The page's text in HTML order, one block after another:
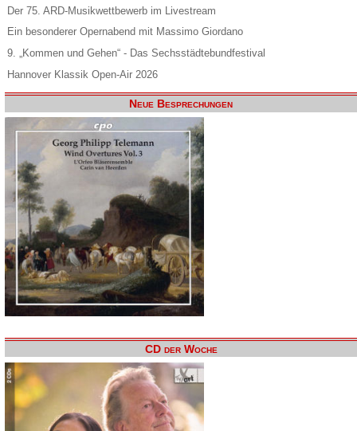
Der 75. ARD-Musikwettbewerb im Livestream
Ein besonderer Opernabend mit Massimo Giordano
9. „Kommen und Gehen“ - Das Sechsstädtebundfestival
Hannover Klassik Open-Air 2026
Neue Besprechungen
CD der Woche